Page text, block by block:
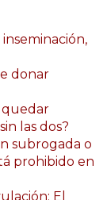
donar
las dos?
subrogada o
prohibido en
El